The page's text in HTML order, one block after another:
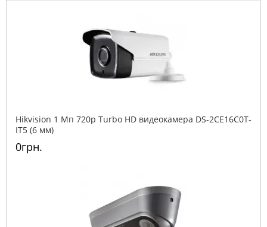
Hikvision 1 Мп 720p Turbo HD видеокамера DS-2CE16C0T-
IT5 (6 мм)
0грн.